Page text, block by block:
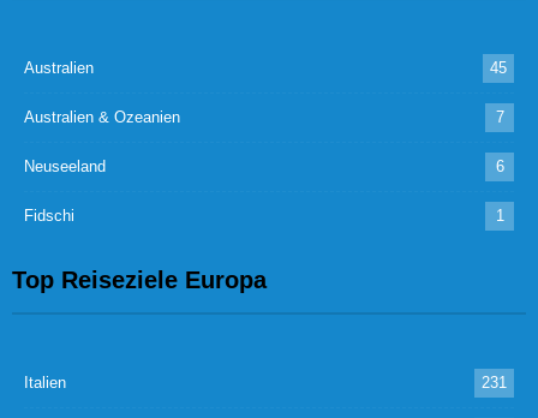
Australien 45
Australien & Ozeanien 7
Neuseeland 6
Fidschi 1
Top Reiseziele Europa
Italien 231